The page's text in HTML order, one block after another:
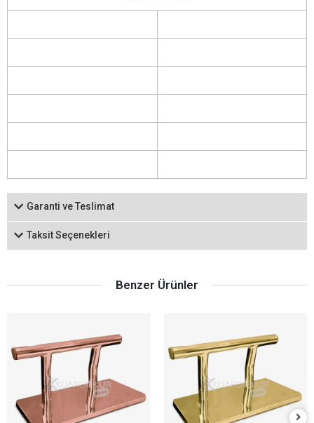
Garanti ve Teslimat
Taksit Seçenekleri
Benzer Ürünler